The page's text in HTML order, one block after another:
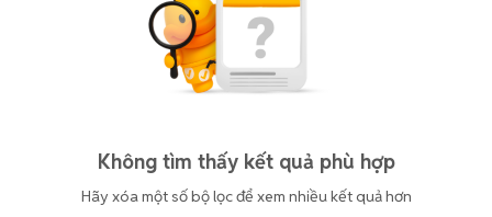
Không tìm thấy kết quả phù hợp
Hãy xóa một số bộ lọc để xem nhiều kết quả hơn